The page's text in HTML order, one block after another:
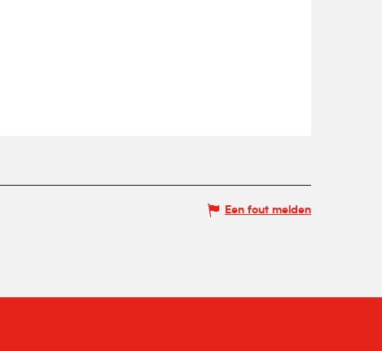
Een fout melden